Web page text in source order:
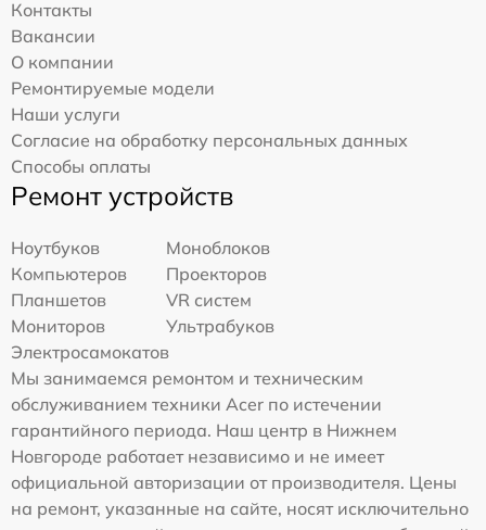
Контакты
Вакансии
О компании
Ремонтируемые модели
Наши услуги
Согласие на обработку персональных данных
Способы оплаты
Ремонт устройств
Ноутбуков
Моноблоков
Компьютеров
Проекторов
Планшетов
VR систем
Мониторов
Ультрабуков
Электросамокатов
Мы занимаемся ремонтом и техническим
обслуживанием техники Acer по истечении
гарантийного периода. Наш центр в Нижнем
Новгороде работает независимо и не имеет
официальной авторизации от производителя. Цены
на ремонт, указанные на сайте, носят исключительно